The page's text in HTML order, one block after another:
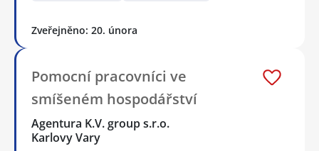
Zveřejněno: 20. února
Pomocní pracovníci ve
smíšeném hospodářství
Agentura K.V. group s.r.o.
Karlovy Vary